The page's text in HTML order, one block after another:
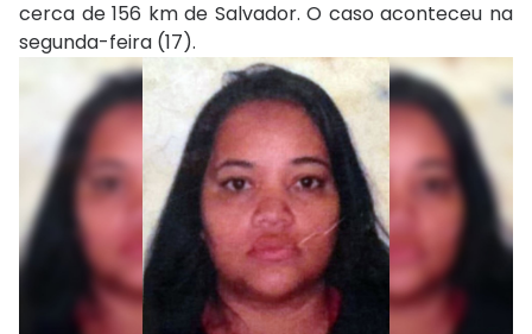
cerca de 156 km de Salvador. O caso aconteceu na
segunda-feira (17).